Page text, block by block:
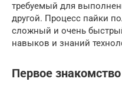
требуемый для
другой. Процесс пайки
сложный и очень
навыков и знаний
Первое знакомство